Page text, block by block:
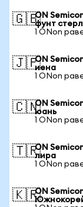
🇬🇧ON
фунт
1 ONon
🇯🇵ON
иена
1 ONon
🇨🇳ON
юань
1 ONon
🇹🇷ON
лира
1 ONon
🇰🇷ON